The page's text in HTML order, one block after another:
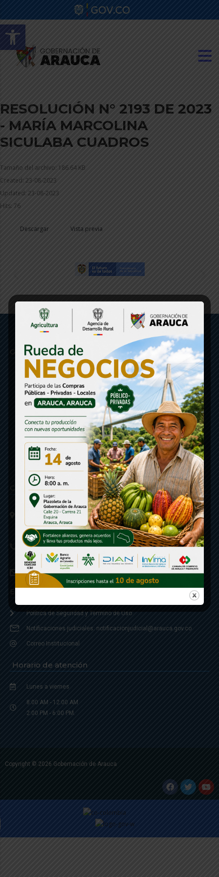
Abrir barra de herramientas
RESOLUCIÓN N° 2193 DE 2023
- MARÍA MARCOLINA
SICULABA CUADROS
Tamaño del archivo: 186.64 KB
Created: 23-08-2023
Updated: 23-08-2023
Hits: 76
Descargar Vista previa
Gobernación de Arauca
Contáctenos
Calle 20 - Carrera 21 Esquina
Código postal 810001
Linea de Servicio a la Ciudadania: 57- 6078851946
Linea Anticorrupción: 607885 3374
correspondencia: archivogeneral@arauca.gov.co
Enlaces
Política de Seguridad y Termino de Uso
Notificaciones judiciales: notificacionjudicial@arauca.gov.co
Correo Institucional
Horario de atención
Lunes a viernes
8:00 AM - 12:00 AM
2:00 PM - 6:00 PM.
Copyright © 2026 Gobernación de Arauca